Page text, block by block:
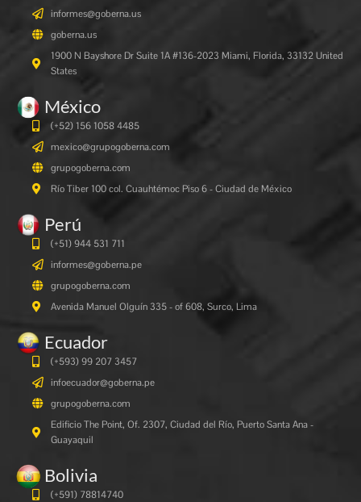
informes@goberna.us
goberna.us
1900 N Bayshore Dr Suite 1A #136-2023 Miami, Florida, 33132 United
States
México
(+52) 156 1058 4485
mexico@grupogoberna.com
grupogoberna.com
Río Tiber 100 col. Cuauhtémoc Piso 6 - Ciudad de México
Perú
(+51) 944 531 711
informes@goberna.pe
grupogoberna.com
Avenida Manuel Olguín 335 - of 608, Surco, Lima
Ecuador
(+593) 99 207 3457
infoecuador@goberna.pe
grupogoberna.com
Edificio The Point, Of. 2307, Ciudad del Río, Puerto Santa Ana -
Guayaquil
Bolivia
(+591) 78814740